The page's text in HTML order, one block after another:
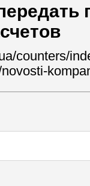
counters/